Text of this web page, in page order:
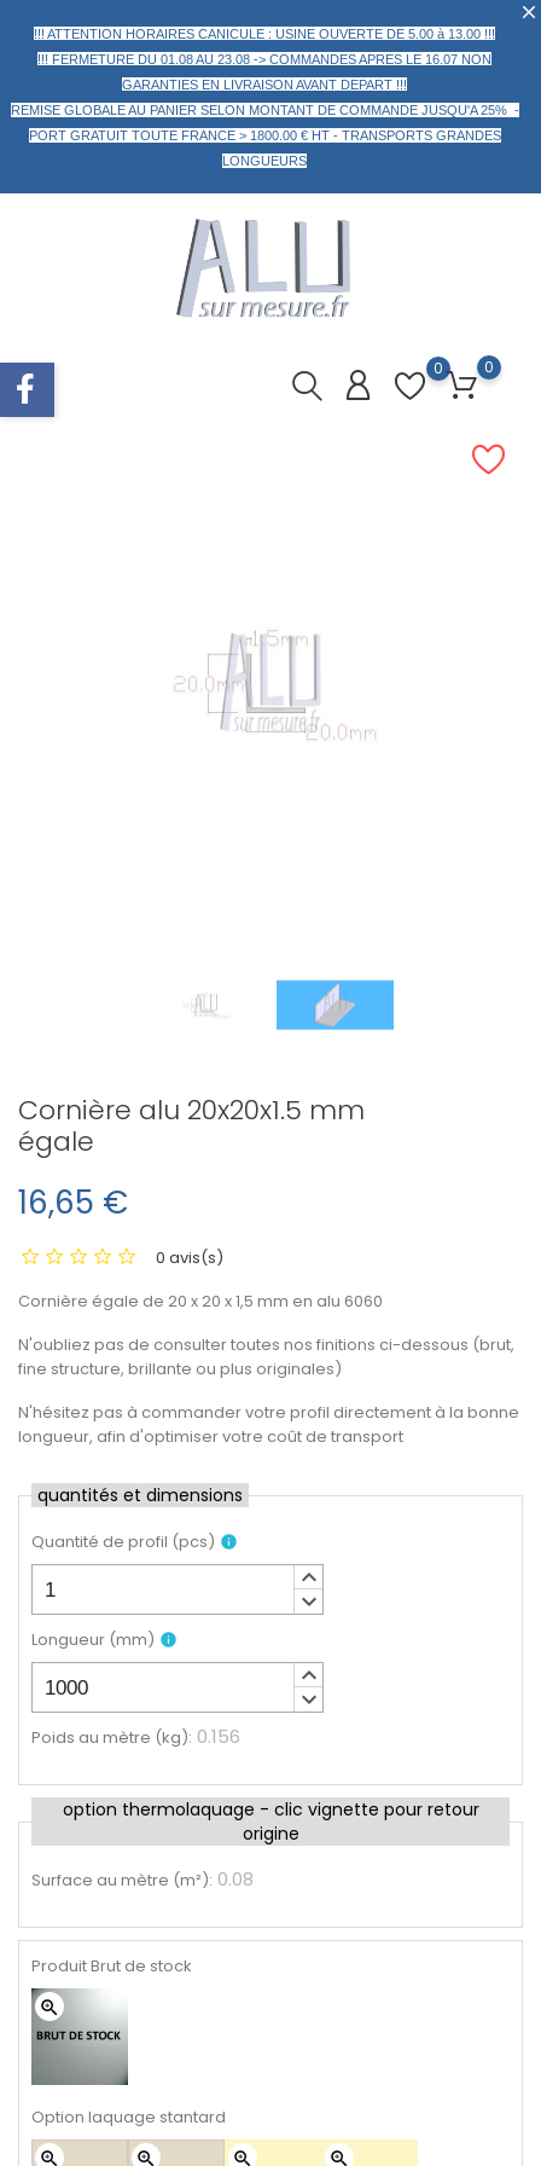
!!! ATTENTION HORAIRES CANICULE : USINE OUVERTE DE 5.00 à 13.00 !!!
!!! FERMETURE DU 01.08 AU 23.08 -> COMMANDES APRES LE 16.07 NON
GARANTIES EN LIVRAISON AVANT DEPART !!!
REMISE GLOBALE AU PANIER SELON MONTANT DE COMMANDE JUSQU'A 25% -
PORT GRATUIT TOUTE FRANCE > 1800.00 € HT - TRANSPORTS GRANDES
LONGUEURS
0 0
Cornière alu 20x20x1.5 mm
égale
16,65 €
0 avis(s)
Cornière égale de 20 x 20 x 1,5 mm en alu 6060
N'oubliez pas de consulter toutes nos finitions ci-dessous (brut,
fine structure, brillante ou plus originales)
N'hésitez pas à commander votre profil directement à la bonne
longueur, afin d'optimiser votre coût de transport
quantités et dimensions
Quantité de profil (pcs) info
keyboard_arrow_up
keyboard_arrow_down
Longueur (mm) info
keyboard_arrow_up
keyboard_arrow_down
Poids au mètre (kg): 0.156
option thermolaquage - clic vignette pour retour
origine
Surface au mètre (m²): 0.08
Produit Brut de stock
zoom_in
Option laquage stantard
zoom_in zoom_in zoom_in zoom_in